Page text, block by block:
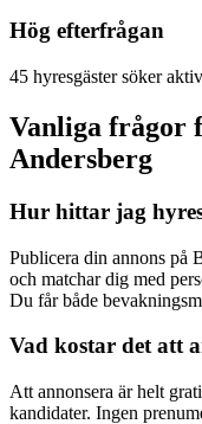
Hög efterfrågan
45 hyresgäster söker
Vanliga frågor
Andersberg
Hur hittar jag
Publicera din annons på
och matchar dig med
Du får både
Vad kostar det att
Att annonsera är helt
kandidater. Ingen